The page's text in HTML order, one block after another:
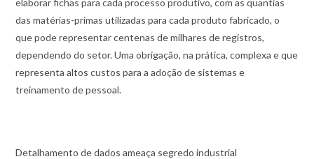
elaborar fichas para cada processo produtivo, com as quantias
das matérias-primas utilizadas para cada produto fabricado, o
que pode representar centenas de milhares de registros,
dependendo do setor. Uma obrigação, na prática, complexa e que
representa altos custos para a adoção de sistemas e
treinamento de pessoal.
Detalhamento de dados ameaça segredo industrial